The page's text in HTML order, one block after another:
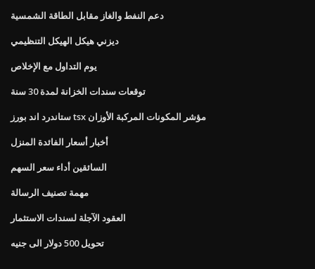
دعم النفط والغاز مقابل الطاقة الشمسية
ديزني هيكل الهيكل التنظيمي
يوم التداول مع الإخلاص
توقعات سندات الخزانة لمدة 30 سنة
ستاندرد اند بورز tsx مؤشر المكونات المركبة الأوزان
أخبار أسعار الفائدة المنزل
السائقين أداء سعر السهم
مهمة تصنيف الرسالة
العقود الآجلة لسندات الاستثمار
تحويل 500 دولار الى جنيه